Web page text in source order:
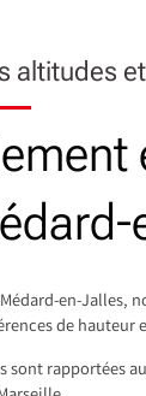
altitudes
Médard-en-
de
sont rapportées